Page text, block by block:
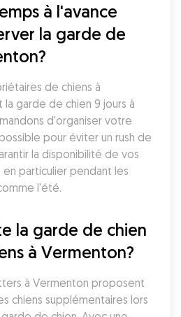
à l'avance
la garde de
de chiens à
garde de chien 9 jours à
d'organiser votre
pour éviter un rush de
la disponibilité de vos
particulier pendant les
l'été.
la garde de chien
à Vermenton?
à Vermenton proposent
chiens supplémentaires lors